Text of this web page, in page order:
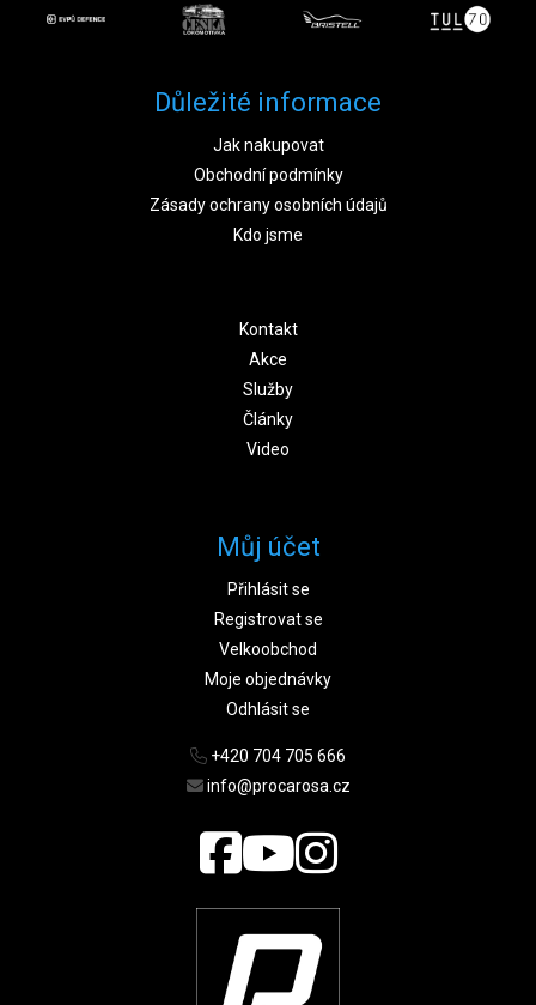
Důležité informace
Jak nakupovat
Obchodní podmínky
Zásady ochrany osobních údajů
Kdo jsme
Kontakt
Akce
Služby
Články
Video
Můj účet
Přihlásit se
Registrovat se
Velkoobchod
Moje objednávky
Odhlásit se
+420 704 705 666
info@procarosa.cz